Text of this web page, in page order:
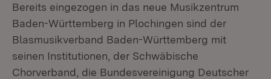
Bereits eingezogen in das neue Musikzentrum
Baden-Württemberg in Plochingen sind der
Blasmusikverband Baden-Württemberg mit
seinen Institutionen, der Schwäbische
Chorverband, die Bundesvereinigung Deutscher